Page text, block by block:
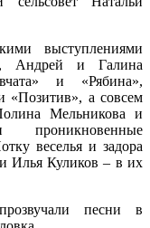
выступлениями
Андрей и Галина
и «Рябина»,
«Позитив», а совсем
Мельникова и
веселья и задора
Илья Куликов – в их
песни в